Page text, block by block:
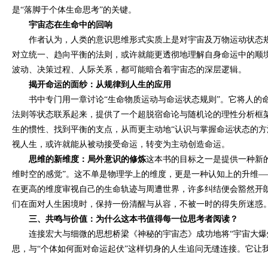
是“落脚于个体生命思考”的关键。
宇宙态在生命中的回响
作者认为，人类的意识思维形式实质上是对宇宙及万物运动状态
对立统一、趋向平衡的法则，或许就能更透彻地理解自身命运中的顺
波动、决策过程、人际关系，都可能暗合着宇宙态的深层逻辑。
揭开命运的面纱：从规律到人生的应用
书中专门用一章讨论“生命物质运动与命运状态规则”。它将人的
法则等状态联系起来，提供了一个超脱宿命论与随机论的理性分析框
生的惯性、找到平衡的支点，从而更主动地“认识与掌握命运状态的
视人生，或许就能从被动接受命运，转变为主动创造命运。
思维的新维度：局外意识的修炼这本书的目标之一是提供一种新
维时空的感觉”。这不单是物理学上的维度，更是一种认知上的升维
在更高的维度审视自己的生命轨迹与周遭世界，许多纠结便会豁然开
们在面对人生困境时，保持一份清醒与从容，不被一时的得失所迷惑
三、共鸣与价值：为什么这本书值得每一位思考者阅读？
连接宏大与细微的思想桥梁《神秘的宇宙态》成功地将“宇宙大
思，与“个体如何面对命运起伏”这样切身的人生追问无缝连接。它让